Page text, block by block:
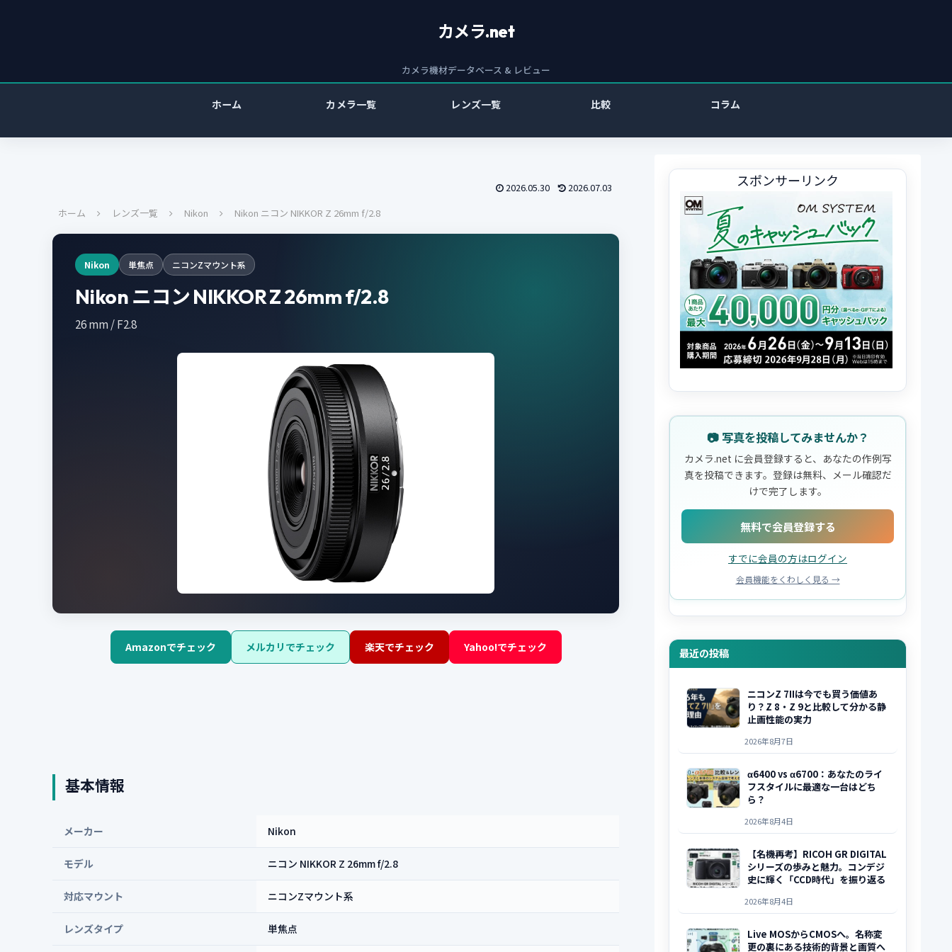
カメラ.net
カメラ機材データベース & レビュー
ホーム カメラ一覧 レンズ一覧 比較 コラム
2026.05.30
2026.07.03
ホーム
レンズ一覧 Nikon Nikon ニコン NIKKOR Z 26mm f/2.8
Nikon 単焦点 ニコンZマウント系
Nikon ニコン NIKKOR Z 26mm f/2.8
26 mm / F2.8
Amazonでチェック メルカリでチェック 楽天でチェック Yahoo!でチェック
基本情報
メーカー Nikon
モデル ニコン NIKKOR Z 26mm f/2.8
対応マウント ニコンZマウント系
レンズタイプ 単焦点
スポンサーリンク
📷 写真を投稿してみませんか？
カメラ.net に会員登録すると、あなたの作例写
真を投稿できます。登録は無料、メール確認だ
けで完了します。
無料で会員登録する
すでに会員の方はログイン
会員機能をくわしく見る →
最近の投稿
ニコンZ 7IIは今でも買う価値あ
り？Z 8・Z 9と比較して分かる静
止画性能の実力
2026年8月7日
α6400 vs α6700：あなたのライ
フスタイルに最適な一台はどち
ら？
2026年8月4日
【名機再考】RICOH GR DIGITAL
シリーズの歩みと魅力。コンデジ
史に輝く「CCD時代」を振り返る
2026年8月4日
Live MOSからCMOSへ。名称変
更の裏にある技術的背景と画質へ